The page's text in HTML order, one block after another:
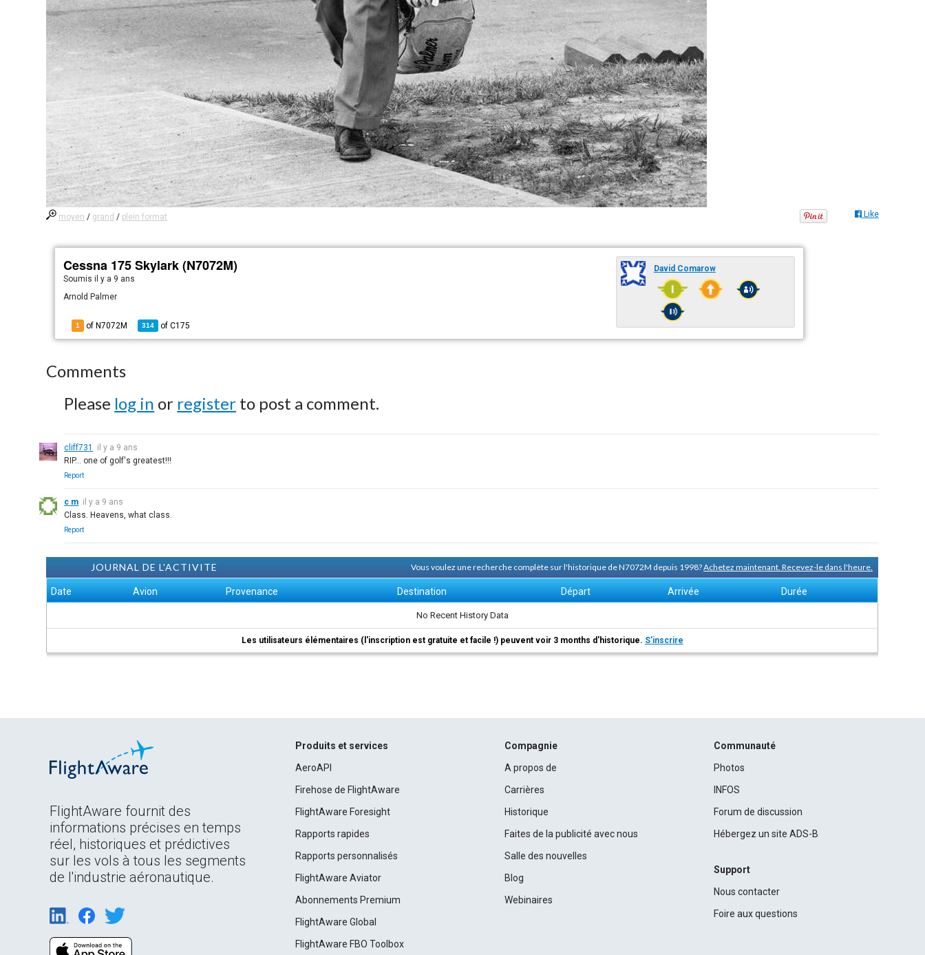
moyen / grand / plein format Like
Cessna 175 Skylark (N7072M)
Soumisil y a 9 ans
Arnold Palmer
1 of N7072M 314 ofC175
David Comarow
Comments
Please log in or register to post a comment.
cliff731
il y a 9 ans
RIP... one of golf's greatest!!!
Report
c m il y a 9 ans
Class. Heavens, what class.
Report
JOURNAL DE L'ACTIVITE Vous voulez une recherche complète sur l'historique de N7072M depuis 1998?Achetez maintenant. Recevez-le dans l'heure.
Date Avion Provenance Destination Départ Arrivée Durée
No Recent History Data
Les utilisateurs élémentaires (l'inscription est gratuite et facile !) peuvent voir 3 months d'historique. S'inscrire
FlightAware fournit des
informations précises en temps
réel, historiques et prédictives
sur les vols à tous les segments
de l'industrie aéronautique.
Produits et services
AeroAPI
Firehose de FlightAware
FlightAware Foresight
Rapports rapides
Rapports personnalisés
FlightAware Aviator
Abonnements Premium
FlightAware Global
FlightAware FBO Toolbox
Compagnie
A propos de
Carrières
Historique
Faites de la publicité avec nous
Salle des nouvelles
Blog
Webinaires
Communauté
Photos
INFOS
Forum de discussion
Hébergez un site ADS-B
Support
Nous contacter
Foire aux questions